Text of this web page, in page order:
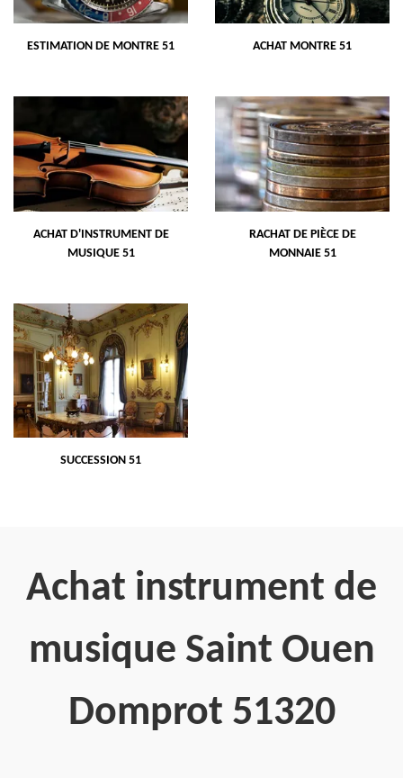
ESTIMATION DE MONTRE 51 ACHAT MONTRE 51
ACHAT D'INSTRUMENT DE
MUSIQUE 51
RACHAT DE PIÈCE DE
MONNAIE 51
SUCCESSION 51
Achat instrument de
musique Saint Ouen
Domprot 51320